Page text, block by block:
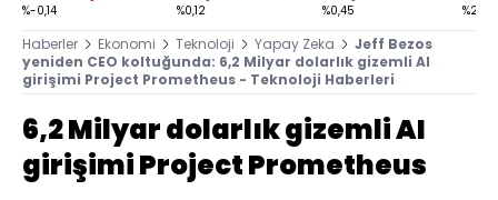
%-0,14 %0,12 %0,45 %2,59
Haberler Ekonomi Teknoloji Yapay Zeka
Jeff Bezos
yeniden CEO koltuğunda: 6,2 Milyar dolarlık gizemli AI
girişimi Project Prometheus - Teknoloji Haberleri
6,2 Milyar dolarlık gizemli AI
girişimi Project Prometheus